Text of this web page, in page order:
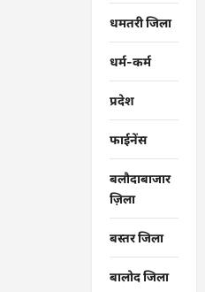
धमतरी जिला
धर्म-कर्म
प्रदेश
फाईनेंस
बलौदाबाजार
ज़िला
बस्तर जिला
बालोद जिला